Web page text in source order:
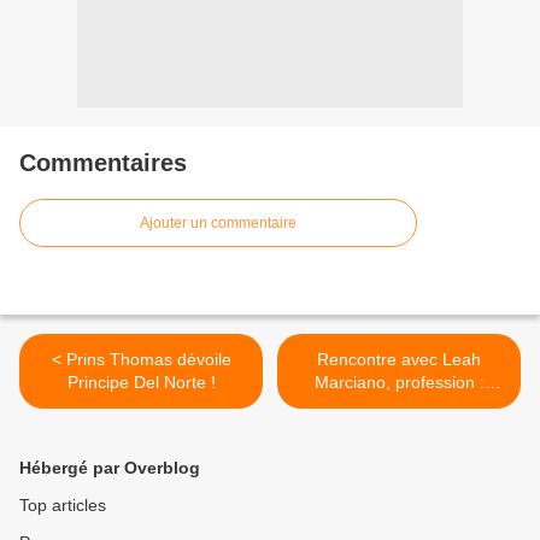
Commentaires
Ajouter un commentaire
< Prins Thomas dévoile
Principe Del Norte !
Rencontre avec Leah
Marciano, profession :
metteur en scène ! >
Hébergé par Overblog
Top articles